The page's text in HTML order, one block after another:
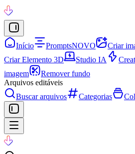
Início PromptsNOVO Criar
Criar Elemento 3D
Studio IA
imagem
Remover fundo
Arquivos editáveis
Buscar arquivos
Categorias